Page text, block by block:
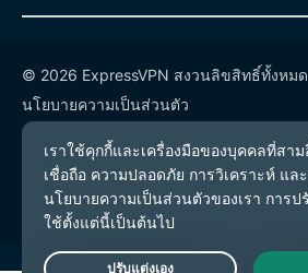
© 2026 ExpressVPN สงวนลิขสิทธิ์ทั้งหมด
นโยบายความเป็นส่วนตัว
เงื่อนไขการให้บริการ
การตั้งค่าคุกกี้